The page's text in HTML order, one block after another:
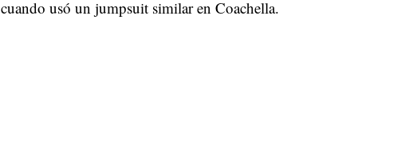
cuando usó un jumpsuit similar en Coachella.